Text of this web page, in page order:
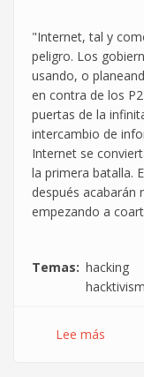
"Internet, tal y
peligro. Los
usando, o
en contra de los
puertas de la
intercambio de
Internet se
la primera batalla.
después acabarán
empezando a
Temas
hacking
Lee más